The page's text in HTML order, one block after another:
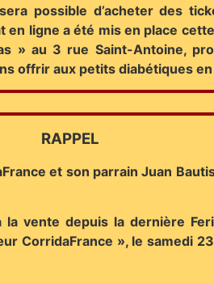
possible d’acheter des
ligne a été mis en place
» au 3 rue Saint-Antoine,
offrir aux petits diabétiques
RAPPEL
et son parrain Juan
vente depuis la dernière
», le samedi 23